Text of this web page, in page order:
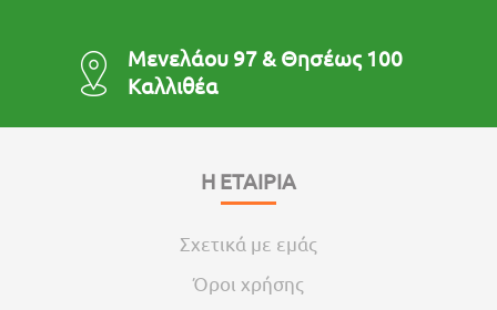
Μενελάου 97 & Θησέως 100
Καλλιθέα
Η ΕΤΑΙΡΙΑ
Σχετικά με εμάς
Όροι χρήσης